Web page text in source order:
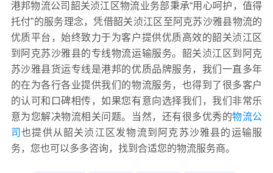
港邦物流公司韶关浈江区物流业务部秉承“用心呵护，值得
托付”的服务理念，凭借韶关浈江区至阿克苏沙雅县物流的
优质平台，始终致力于为客户提供优质高效的韶关浈江区
到阿克苏沙雅县的专线物流运输服务。韶关浈江区到阿克
苏沙雅县货运专线是港邦的优质品牌服务，我们一直多年
的在为各行各业提供我们的物流服务，也得到了很多客户
的认可和口碑相传，如果您有意向选择我们，我们非常乐
意为您解决物流相关问题。当然，还有很多优秀的物流公
司也提供从韶关浈江区发物流到阿克苏沙雅县的运输服
务，您也可以多多咨询，找到合适您的物流服务商。